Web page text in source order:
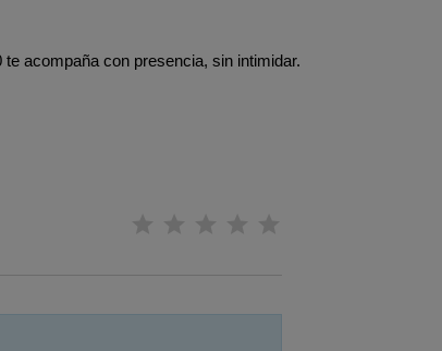
acompaña con presencia, sin intimidar.